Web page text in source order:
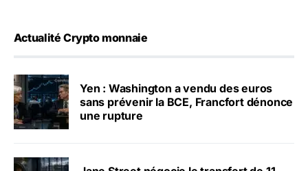
Actualité Crypto monnaie
Yen : Washington a vendu des euros
sans prévenir la BCE, Francfort dénonce
une rupture